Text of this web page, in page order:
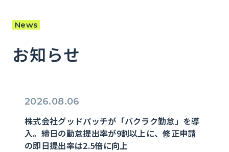
News
お知らせ
2026.08.06
株式会社グッドパッチが「バクラク勤怠」を導
入。締日の勤怠提出率が9割以上に、修正申請
の即日提出率は2.5倍に向上